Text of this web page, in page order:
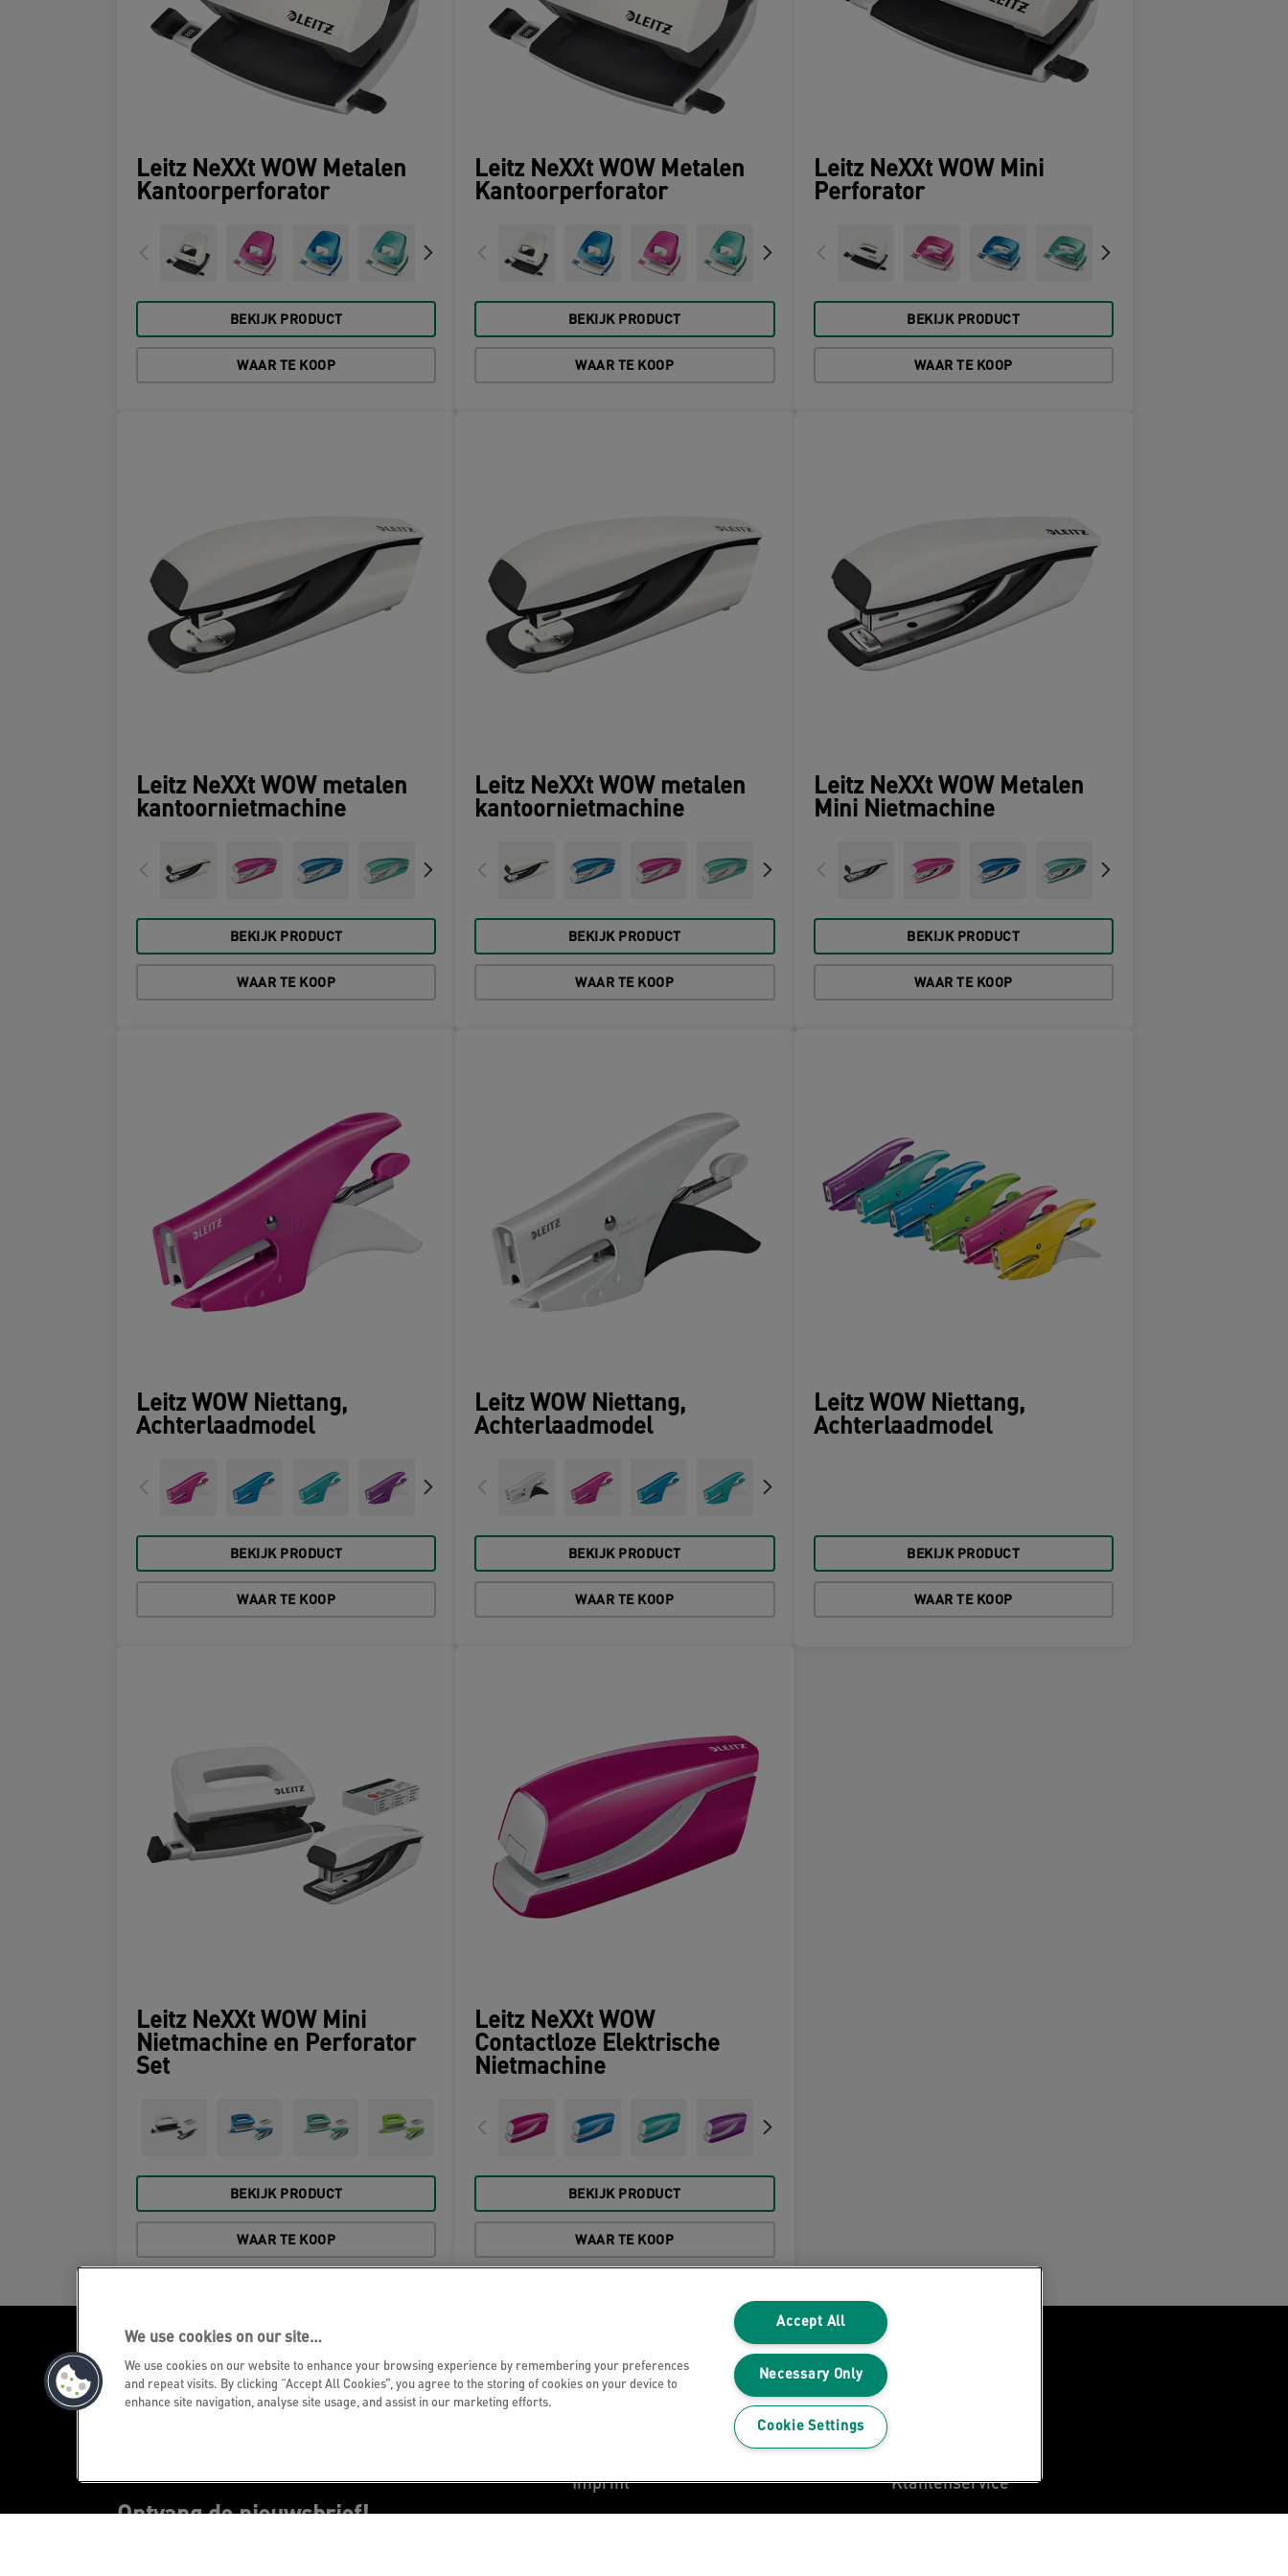
Leitz NeXXt WOW Metalen
Kantoorperforator
BEKIJK PRODUCT
WAAR TE KOOP
Leitz NeXXt WOW Metalen
Kantoorperforator
BEKIJK PRODUCT
WAAR TE KOOP
Leitz NeXXt WOW Mini
Perforator
BEKIJK PRODUCT
WAAR TE KOOP
Leitz NeXXt WOW metalen
kantoornietmachine
BEKIJK PRODUCT
WAAR TE KOOP
Leitz NeXXt WOW metalen
kantoornietmachine
BEKIJK PRODUCT
WAAR TE KOOP
Leitz NeXXt WOW Metalen
Mini Nietmachine
BEKIJK PRODUCT
WAAR TE KOOP
Leitz WOW Niettang,
Achterlaadmodel
BEKIJK PRODUCT
WAAR TE KOOP
Leitz WOW Niettang,
Achterlaadmodel
BEKIJK PRODUCT
WAAR TE KOOP
Leitz WOW Niettang,
Achterlaadmodel
BEKIJK PRODUCT
WAAR TE KOOP
Leitz NeXXt WOW Mini
Nietmachine en Perforator
Set
BEKIJK PRODUCT
WAAR TE KOOP
Leitz NeXXt WOW
Contactloze Elektrische
Nietmachine
BEKIJK PRODUCT
WAAR TE KOOP
Ontvang de nieuwsbrief!
Privacyverklaring
Jurdische kennisgeving
Imprint Klantenservice
We use cookies on our site…
We use cookies on our website to enhance your browsing experience by remembering your preferences
and repeat visits. By clicking “Accept All Cookies”, you agree to the storing of cookies on your device to
enhance site navigation, analyse site usage, and assist in our marketing efforts.
Accept All
Necessary Only
Cookie Settings